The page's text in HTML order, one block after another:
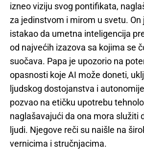
izneo viziju svog pontifikata,
za jedinstvom i mirom u svetu. On
istakao da umetna inteligencija
od najvećih izazova sa kojima se
suočava. Papa je upozorio na
opasnosti koje AI može doneti,
ljudskog dostojanstva i
pozvao na etičku upotrebu
naglašavajući da ona mora služiti
ljudi. Njegove reči su naišle na
vernicima i stručnjacima.